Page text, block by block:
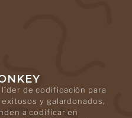
de codificación para
y galardonados,
a codificar en